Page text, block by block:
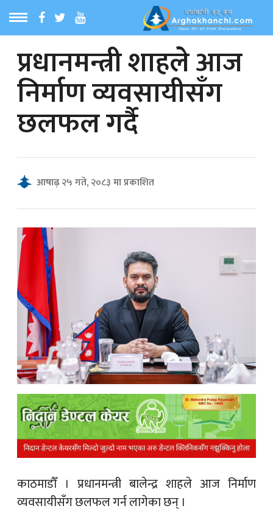
MENU
समाचार
समाचार
News
प्रधानमन्त्री शाहले आज
निर्माण व्यवसायीसँग
छलफल गर्दै
आषाढ़ २५ गते, २०८३ मा प्रकाशित
काठमाडौँ । प्रधानमन्त्री बालेन्द्र शाहले आज निर्माण
व्यवसायीसँग छलफल गर्न लागेका छन् ।